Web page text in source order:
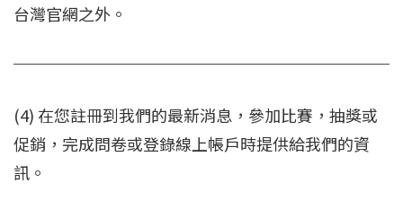
台灣官網之外。
(4) 在您註冊到我們的最新消息，參加比賽，抽獎或
促銷，完成問卷或登錄線上帳戶時提供給我們的資
訊。